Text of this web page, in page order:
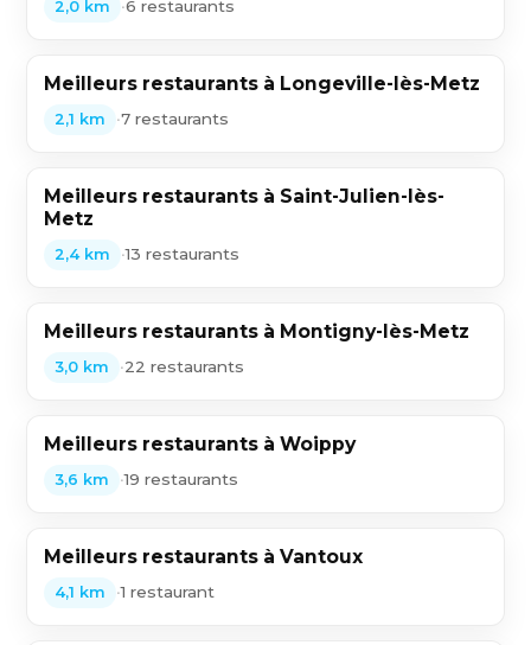
2,0 km •6 restaurants
Meilleurs restaurants à Longeville-lès-Metz
2,1 km •7 restaurants
Meilleurs restaurants à Saint-Julien-lès-
Metz
2,4 km •13 restaurants
Meilleurs restaurants à Montigny-lès-Metz
3,0 km •22 restaurants
Meilleurs restaurants à Woippy
3,6 km •19 restaurants
Meilleurs restaurants à Vantoux
4,1 km •1 restaurant